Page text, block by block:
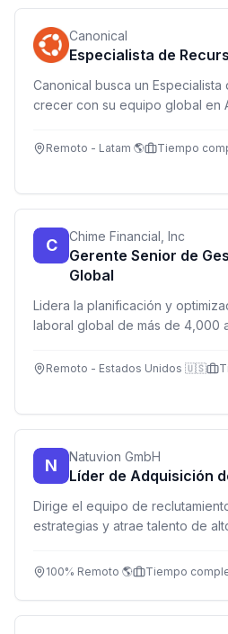
Canonical
Especialista de
Canonical busca un Especialista
crecer con su equipo global en
Remoto - Latam 🌎
Tiempo
C Chime Financial, Inc
Gerente Senior de
Global
Lidera la planificación y
laboral global de más de 4,000
experiencia de los miembros.
Remoto - Estados Unidos 🇺🇸
N Natuvion GmbH
Líder de Adquisición
Dirige el equipo de
estrategias y atrae talento de
100% Remoto 🌎 Tiempo